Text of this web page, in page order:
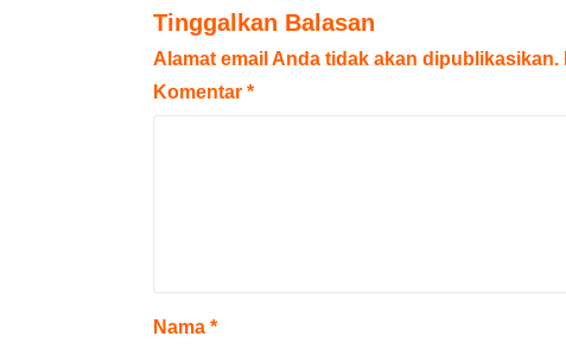
Tinggalkan Balasan
Alamat email Anda tidak akan dipublikasikan.
Komentar *
Nama *